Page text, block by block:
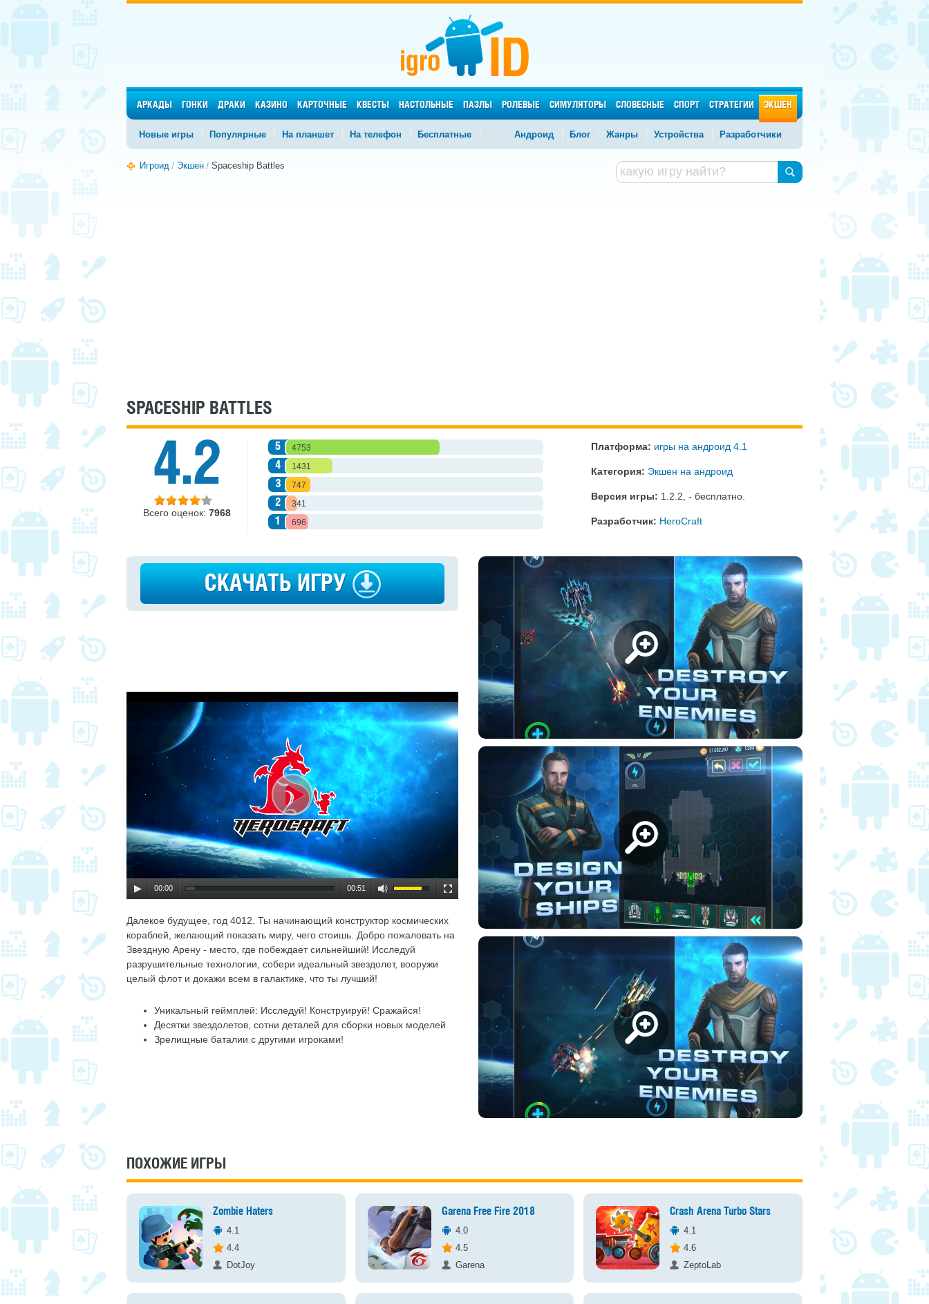
АРКАДЫ ГОНКИ ДРАКИ КАЗИНО КАРТОЧНЫЕ КВЕСТЫ НАСТОЛЬНЫЕ ПАЗЛЫ РОЛЕВЫЕ СИМУЛЯТОРЫ СЛОВЕСНЫЕ СПОРТ СТРАТЕГИИ ЭКШЕН
Новые игры Популярные На планшет На телефон Бесплатные Андроид Блог Жанры Устройства Разработчики
Игроид Экшен Spaceship Battles
SPACESHIP BATTLES
4.2
Всего оценок: 7968
5 4753
4 1431
3 747
2 341
1 696
Платформа: игры на андроид 4.1
Категория: Экшен на андроид
Версия игры: 1.2.2 - бесплатно
Разработчик: HeroCraft
СКАЧАТЬ ИГРУ
00:00 00:51
Далекое будущее, год 4012. Ты начинающий конструктор космических
кораблей, желающий показать миру, чего стоишь. Добро пожаловать на
Звездную Арену - место, где побеждает сильнейший! Исследуй
разрушительные технологии, собери идеальный звездолет, вооружи
целый флот и докажи всем в галактике, что ты лучший!
Уникальный геймплей: Исследуй! Конструируй! Сражайся!
Десятки звездолетов, сотни деталей для сборки новых моделей
Зрелищные баталии с другими игроками!
ПОХОЖИЕ ИГРЫ
Zombie Haters
4.1
4.4
DotJoy
Garena Free Fire 2018
4.0
4.5
Garena
Crash Arena Turbo Stars
4.1
4.6
ZeptoLab